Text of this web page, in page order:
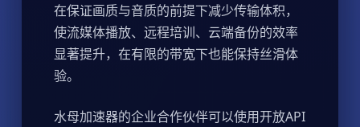
在保证画质与音质的前提下减少传输体积，
使流媒体播放、远程培训、云端备份的效率
显著提升，在有限的带宽下也能保持丝滑体
验。
水母加速器的企业合作伙伴可以使用开放API